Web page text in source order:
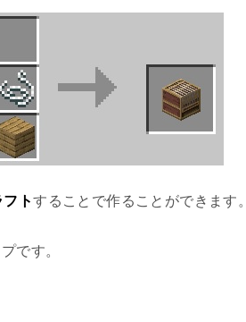
フトすることで作ることができます。
です。